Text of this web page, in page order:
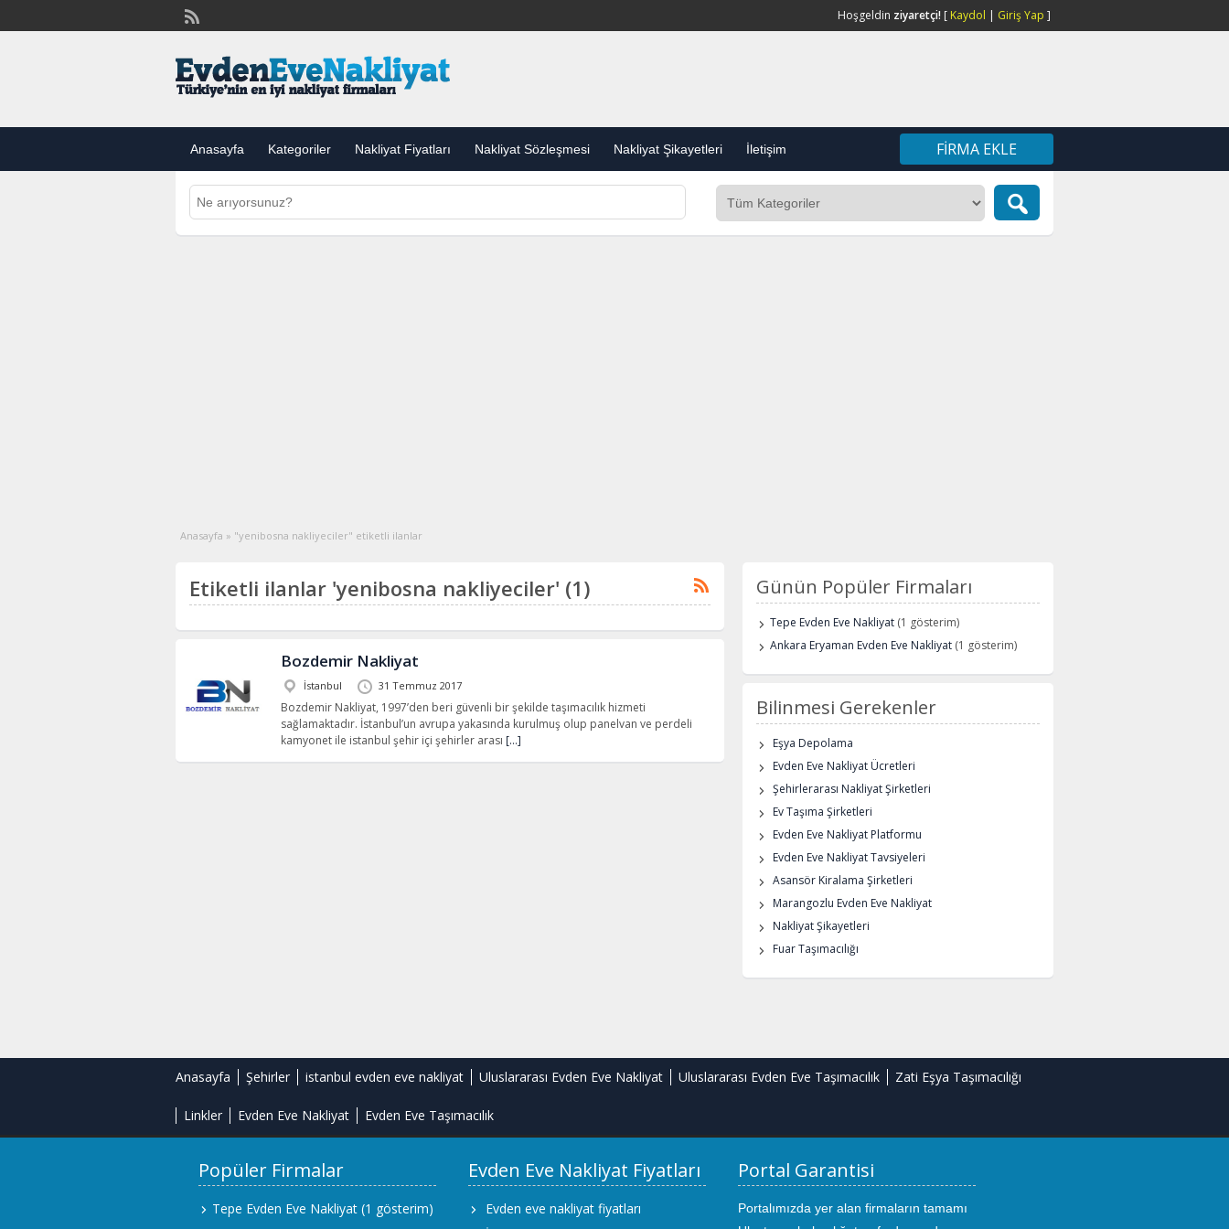
Hoşgeldin ziyaretçi! [ Kaydol | Giriş Yap ]
Anasayfa Kategoriler Nakliyat Fiyatları Nakliyat Sözleşmesi Nakliyat Şikayetleri İletişim FIRMA EKLE
Anasayfa » "yenibosna nakliyeciler" etiketli ilanlar
Etiketli ilanlar 'yenibosna nakliyeciler' (1)
Bozdemir Nakliyat
İstanbul 31 Temmuz 2017
Bozdemir Nakliyat, 1997’den beri güvenli bir şekilde taşımacılık hizmeti
sağlamaktadır. İstanbul’un avrupa yakasında kurulmuş olup panelvan ve perdeli
kamyonet ile istanbul şehir içi şehirler arası […]
Günün Popüler Firmaları
Tepe Evden Eve Nakliyat (1 gösterim)
Ankara Eryaman Evden Eve Nakliyat (1 gösterim)
Bilinmesi Gerekenler
Eşya Depolama
Evden Eve Nakliyat Ücretleri
Şehirlerarası Nakliyat Şirketleri
Ev Taşıma Şirketleri
Evden Eve Nakliyat Platformu
Evden Eve Nakliyat Tavsiyeleri
Asansör Kiralama Şirketleri
Marangozlu Evden Eve Nakliyat
Nakliyat Şikayetleri
Fuar Taşımacılığı
Anasayfa Şehirler istanbul evden eve nakliyat Uluslararası Evden Eve Nakliyat Uluslararası Evden Eve Taşımacılık Zati Eşya Taşımacılığı
Linkler Evden Eve Nakliyat Evden Eve Taşımacılık
Popüler Firmalar
Tepe Evden Eve Nakliyat (1 gösterim)
Evden Eve Nakliyat Fiyatları
Evden eve nakliyat fiyatları
Portal Garantisi
Portalımızda yer alan firmaların tamamı